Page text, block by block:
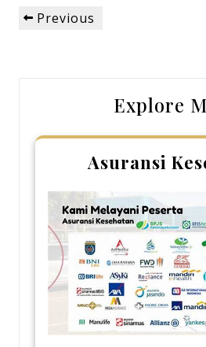
Post
navigation
Previous
Previous
Explore
Asuransi